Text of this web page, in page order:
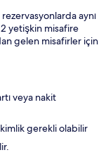
aynı
2 yetişkin misafire
gelen misafirler için
veya nakit
gerekli olabilir